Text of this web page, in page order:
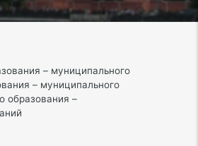
– муниципального
– муниципального
образования –